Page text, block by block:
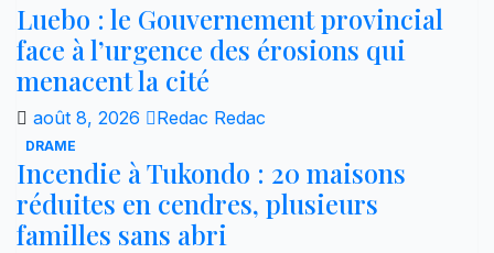
Luebo : le Gouvernement provincial
face à l’urgence des érosions qui
menacent la cité
août 8, 2026 Redac Redac
DRAME
Incendie à Tukondo : 20 maisons
réduites en cendres, plusieurs
familles sans abri